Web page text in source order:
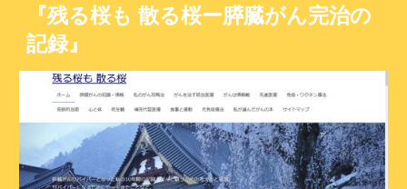
『残る桜も 散る桜ー膵臓がん完治の
記録』